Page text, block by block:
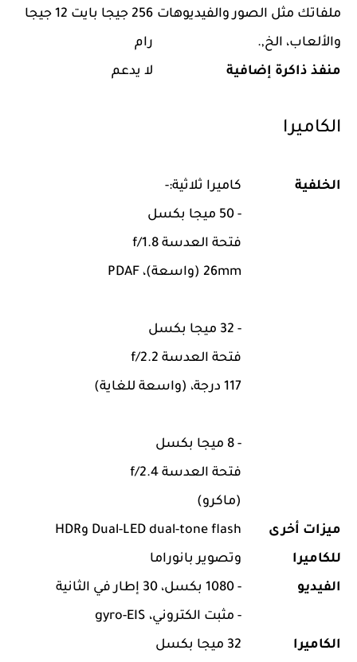
ملفاتك مثل الصور والفيديوهات
والألعاب، الخ,.
256 جيجا بايت 12 جيجا
رام
منفذ ذاكرة إضافية
لا يدعم
الكاميرا
الخلفية
كاميرا ثلاثية:-
- 50 ميجا بكسل
فتحة العدسة f/1.8
26mm (واسعة)، PDAF
- 32 ميجا بكسل
فتحة العدسة f/2.2
117 درجة، (واسعة للغاية)
- 8 ميجا بكسل
فتحة العدسة f/2.4
(ماكرو)
ميزات أخرى
للكاميرا
Dual-LED dual-tone flash وHDR
وتصوير بانوراما
الفيديو
- 1080 بكسل، 30 إطار في الثانية
- مثبت الكتروني، gyro-EIS
الكاميرا
32 ميجا بكسل